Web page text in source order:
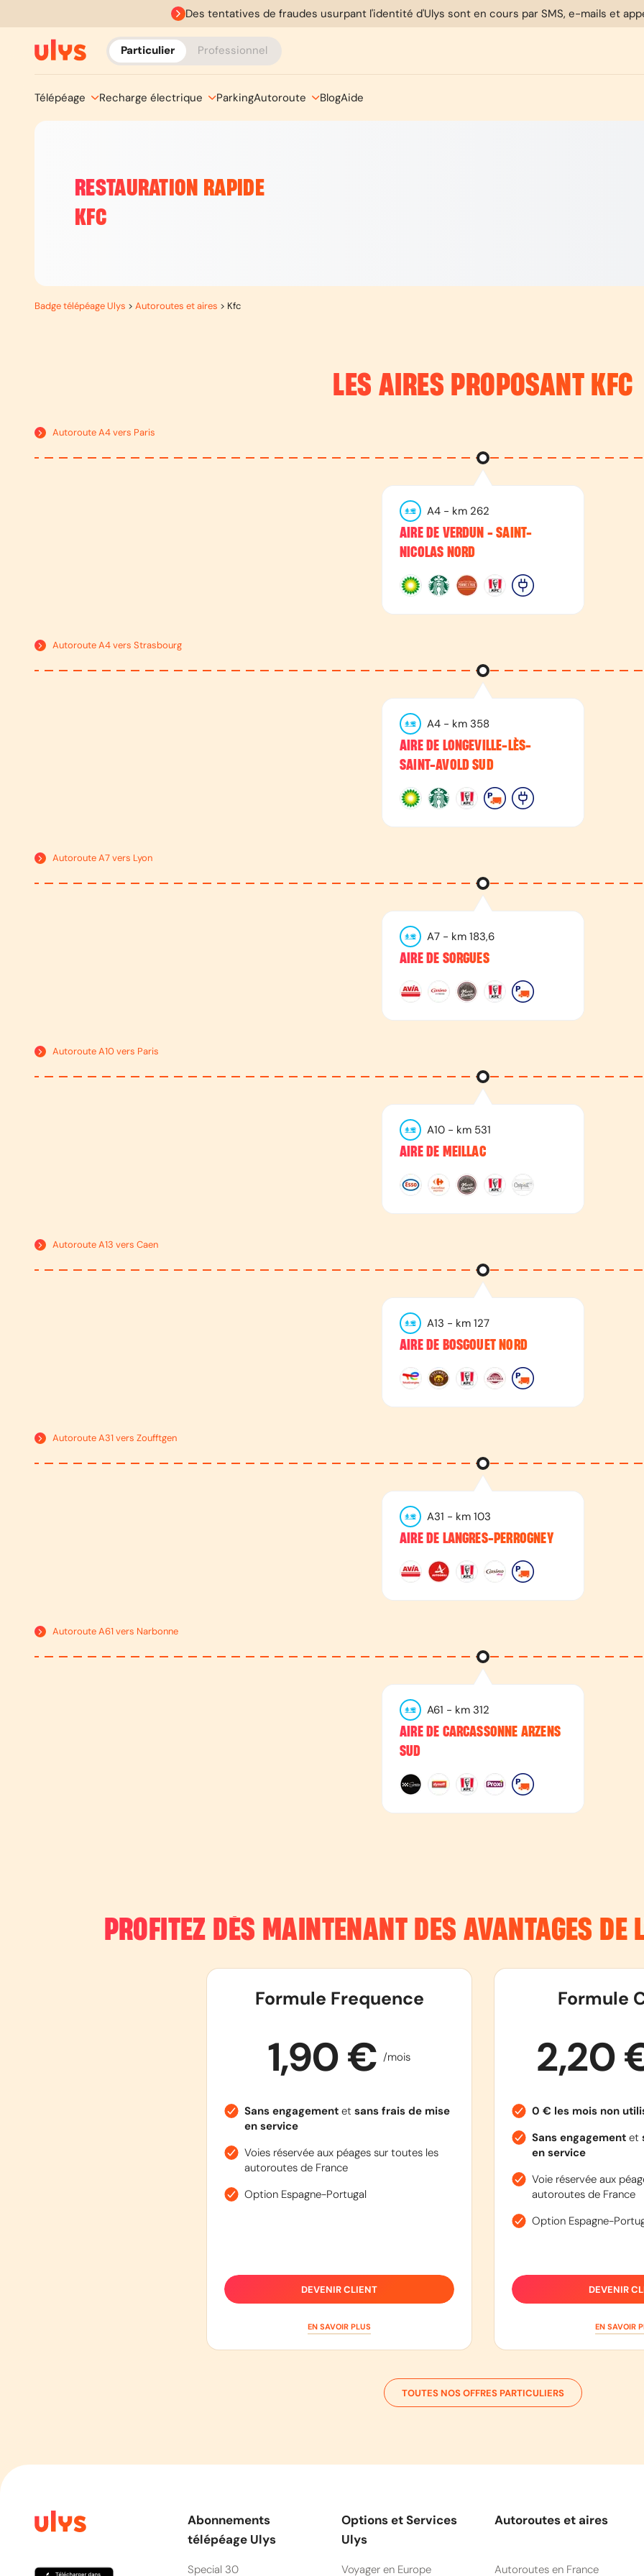
Des tentatives de fraudes usurpant l'identité d'Ulys sont en cours par SMS, e-mails et
Particulier Professionnel
Télépéage Recharge électrique ParkingAutoroute BlogAide
RESTAURATION RAPIDE
KFC
Badge télépéage Ulys > Autoroutes et aires > Kfc
LES AIRES PROPOSANT KFC
Autoroute A4 vers Paris
A4 - km 262
AIRE DE VERDUN - SAINT-
NICOLAS NORD
Autoroute A4 vers Strasbourg
A4 - km 358
AIRE DE LONGEVILLE-LÈS-
SAINT-AVOLD SUD
Autoroute A7 vers Lyon
A7 - km 183,6
AIRE DE SORGUES
Autoroute A10 vers Paris
A10 - km 531
AIRE DE MEILLAC
Autoroute A13 vers Caen
A13 - km 127
AIRE DE BOSGOUET NORD
Autoroute A31 vers Zoufftgen
A31 - km 103
AIRE DE LANGRES-PERROGNEY
Autoroute A61 vers Narbonne
A61 - km 312
AIRE DE CARCASSONNE ARZENS
SUD
PROFITEZ DÈS MAINTENANT DES AVANTAGES DE
Formule Frequence
1,90 € /mois
Sans engagementet sans frais de mise
en service
Voies réservée aux péages sur toutes les
autoroutes de France
Option Espagne-Portugal
DEVENIR CLIENT
EN SAVOIR PLUS
Formule
2,20
0 € les mois non
Sans engagementet
en service
Voie réservée aux
autoroutes de France
Option Espagne-
DEVENIR
EN SAVOIR
TOUTES NOS OFFRES PARTICULIERS
Abonnements
télépéage Ulys
Special 30
Options et Services
Ulys
Voyager en Europe
Autoroutes et aires
Autoroutes en France